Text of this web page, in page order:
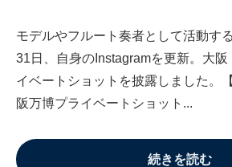
モデルやフルート奏者として活動す
31日、自身のInstagramを更新。大
イベートショットを披露しました。
阪万博プライベートショット...
続きを読む